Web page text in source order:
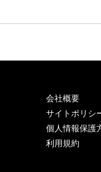
会社概要
サイトポリシ
個人情報保護
利用規約